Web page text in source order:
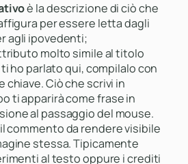
è la descrizione di ciò che
per essere letta dagli
agli ipovedenti;
molto simile al titolo
ho parlato qui, compilalo con
chiave. Ciò che scrivi in
ti apparirà come frase in
al passaggio del mouse.
commento da rendere visibile
stessa. Tipicamente
al testo oppure i crediti